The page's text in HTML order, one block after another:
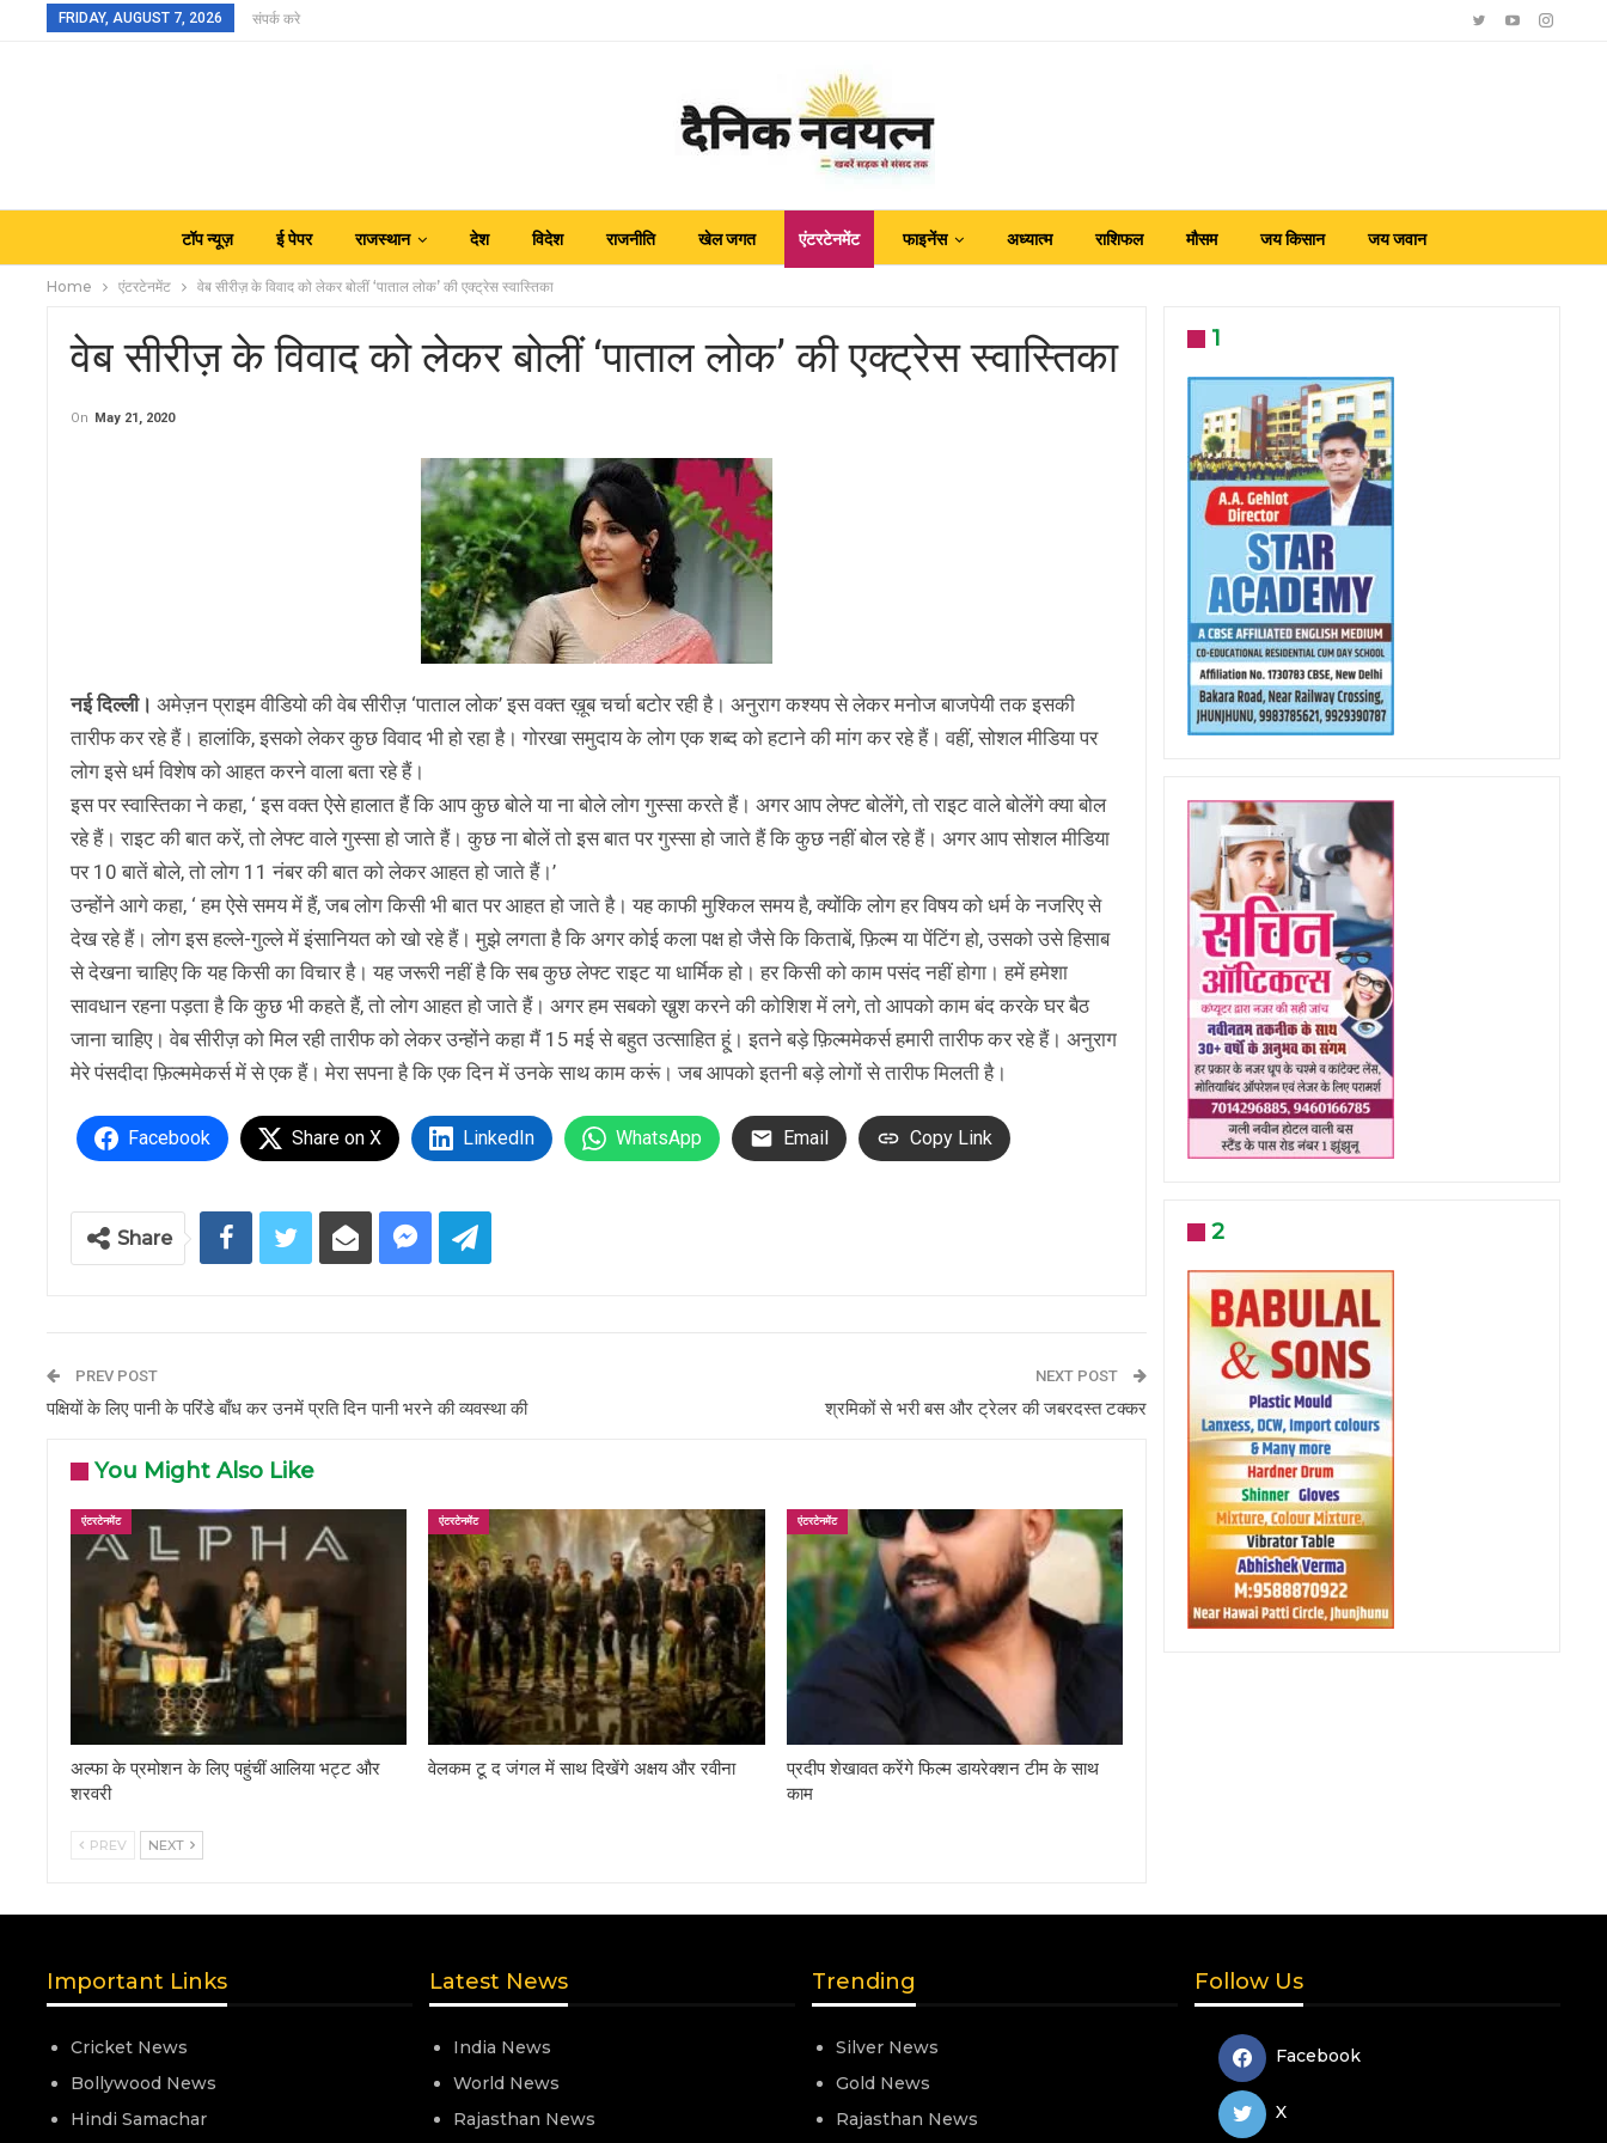
FRIDAY, AUGUST 7, 2026 संपर्क करे
टॉप न्यूज़ ई पेपर राजस्थान देश विदेश राजनीति खेल जगत एंटरटेनमेंट फाइनेंस अध्यात्म राशिफल मौसम जय किसान जय जवान
Home एंटरटेनमेंट वेब सीरीज़ के विवाद को लेकर बोलीं ‘पाताल लोक’ की एक्ट्रेस स्वास्तिका
वेब सीरीज़ के विवाद को लेकर बोलीं ‘पाताल लोक’ की एक्ट्रेस स्वास्तिका
On May 21, 2020
नई दिल्ली। अमेज़न प्राइम वीडियो की वेब सीरीज़ ‘पाताल लोक’ इस वक्त ख़ूब चर्चा बटोर रही है। अनुराग कश्यप से लेकर मनोज बाजपेयी तक इसकी
तारीफ कर रहे हैं। हालांकि, इसको लेकर कुछ विवाद भी हो रहा है। गोरखा समुदाय के लोग एक शब्द को हटाने की मांग कर रहे हैं। वहीं, सोशल मीडिया पर
लोग इसे धर्म विशेष को आहत करने वाला बता रहे हैं।
इस पर स्वास्तिका ने कहा, ‘ इस वक्त ऐसे हालात हैं कि आप कुछ बोले या ना बोले लोग गुस्सा करते हैं। अगर आप लेफ्ट बोलेंगे, तो राइट वाले बोलेंगे क्या बोल
रहे हैं। राइट की बात करें, तो लेफ्ट वाले गुस्सा हो जाते हैं। कुछ ना बोलें तो इस बात पर गुस्सा हो जाते हैं कि कुछ नहीं बोल रहे हैं। अगर आप सोशल मीडिया
पर 10 बातें बोले, तो लोग 11 नंबर की बात को लेकर आहत हो जाते हैं।’
उन्होंने आगे कहा, ‘ हम ऐसे समय में हैं, जब लोग किसी भी बात पर आहत हो जाते है। यह काफी मुश्किल समय है, क्योंकि लोग हर विषय को धर्म के नजरिए से
देख रहे हैं। लोग इस हल्ले-गुल्ले में इंसानियत को खो रहे हैं। मुझे लगता है कि अगर कोई कला पक्ष हो जैसे कि किताबें, फ़िल्म या पेंटिंग हो, उसको उसे हिसाब
से देखना चाहिए कि यह किसी का विचार है। यह जरूरी नहीं है कि सब कुछ लेफ्ट राइट या धार्मिक हो। हर किसी को काम पसंद नहीं होगा। हमें हमेशा
सावधान रहना पड़ता है कि कुछ भी कहते हैं, तो लोग आहत हो जाते हैं। अगर हम सबको खु़श करने की कोशिश में लगे, तो आपको काम बंद करके घर बैठ
जाना चाहिए। वेब सीरीज़ को मिल रही तारीफ को लेकर उन्होंने कहा मैं 15 मई से बहुत उत्साहित हू्ं। इतने बड़े फ़िल्ममेकर्स हमारी तारीफ कर रहे हैं। अनुराग
मेरे पंसदीदा फ़िल्ममेकर्स में से एक हैं। मेरा सपना है कि एक दिन में उनके साथ काम करूं। जब आपको इतनी बड़े लोगों से तारीफ मिलती है।
Facebook Share on X LinkedIn WhatsApp Email Copy Link
Share
PREV POST
पक्षियों के लिए पानी के परिंडे बाँध कर उनमें प्रति दिन पानी भरने की व्यवस्था की
NEXT POST
श्रमिकों से भरी बस और ट्रेलर की जबरदस्त टक्कर
You Might Also Like
एंटरटेनमेंट
अल्फा के प्रमोशन के लिए पहुंचीं आलिया भट्ट और
शरवरी
एंटरटेनमेंट
वेलकम टू द जंगल में साथ दिखेंगे अक्षय और रवीना
एंटरटेनमेंट
प्रदीप शेखावत करेंगे फिल्म डायरेक्शन टीम के साथ
काम
PREV NEXT
1
2
Important Links
Cricket News
Bollywood News
Hindi Samachar
Latest News
India News
World News
Rajasthan News
Trending
Silver News
Gold News
Rajasthan News
Follow Us
Facebook
X